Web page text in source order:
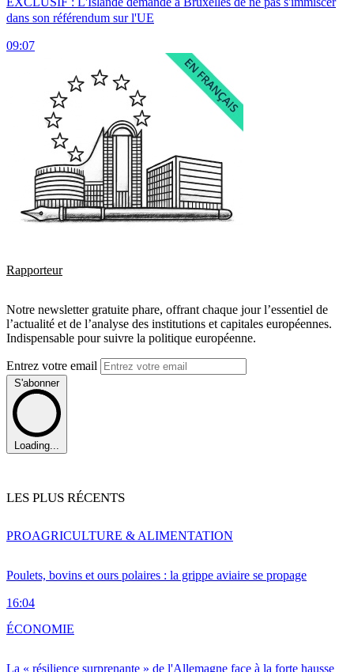
dans son référendum sur l'UE
09:07
Rapporteur
Notre newsletter gratuite phare, offrant chaque jour l’essentiel de
l’actualité et de l’analyse des institutions et capitales européennes.
Indispensable pour suivre la politique européenne.
Entrez votre email
S'abonner
Loading...
LES PLUS RÉCENTS
Poulets, bovins et ours polaires : la grippe aviaire se propage
16:04
PROAGRICULTURE & ALIMENTATION
La « résilience surprenante » de l'Allemagne face à la forte hausse
ÉCONOMIE